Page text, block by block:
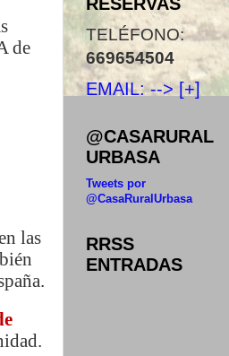
de
las
TELÉFONO:
669654504
EMAIL: --> [+]
@CASARURAL
URBASA
Tweets por
@CasaRuralUrbasa
RRSS
ENTRADAS